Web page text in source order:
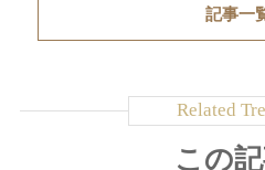
記事一
この